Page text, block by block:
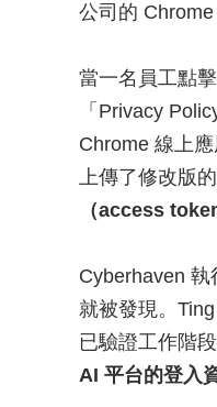
公司的
當一名員工點
「Privacy
Chrome 線上
上傳了修改版
（access
Cyberhaven
就被發現。
已驗證工作階
AI 平台的登入